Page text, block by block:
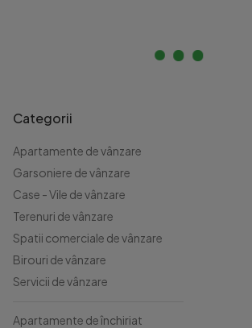
Categorii
Apartamente de vânzare
Garsoniere de vânzare
Case - Vile de vânzare
Terenuri de vânzare
Spatii comerciale de vânzare
Birouri de vânzare
Servicii de vânzare
Apartamente de închiriat